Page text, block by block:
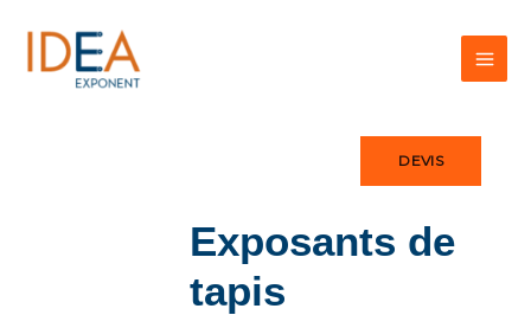
contenu
DEVIS
Exposants de
tapis